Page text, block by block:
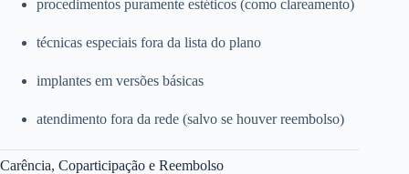
procedimentos puramente estéticos (como clareamento)
técnicas especiais fora da lista do plano
implantes em versões básicas
atendimento fora da rede (salvo se houver reembolso)
Carência, Coparticipação e Reembolso